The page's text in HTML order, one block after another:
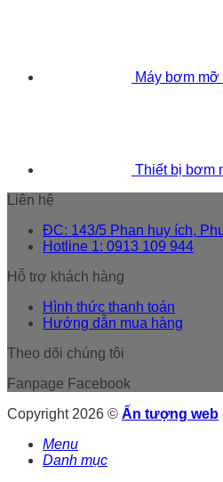
Máy bơm mỡ
Thiết bị bơm
Liên hệ
ĐC: 143/5 Phan huy ích,
Hotline 1: 0913 109 944
Hỗ trợ khách hàng
Hình thức thanh toán
Hướng dẫn mua hàng
Theo dõi chúng tôi
Fanpage Facebook
Copyright 2026 © Ấn tượng web
Menu
Danh mục